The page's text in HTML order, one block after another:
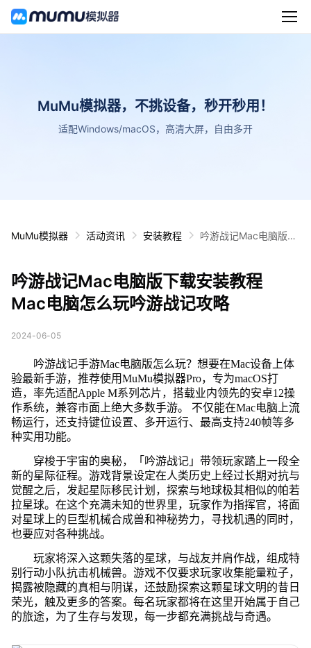
MuMu模拟器，不挑设备，秒开秒用！
适配Windows/macOS，高清大屏，自由多开
MuMu模拟器 活动资讯 安装教程
吟游战记Mac电脑版下
吟游战记Mac电脑版下载安装教程
Mac电脑怎么玩吟游战记攻略
2024-06-05
吟游战记手游Mac电脑版怎么玩？想要在Mac设备上体
验最新手游，推荐使用MuMu模拟器Pro，专为macOS打
造，率先适配Apple M系列芯片，搭载业内领先的安卓12操
作系统，兼容市面上绝大多数手游。 不仅能在Mac电脑上流
畅运行，还支持键位设置、多开运行、最高支持240帧等多
种实用功能。
穿梭于宇宙的奥秘，「吟游战记」带领玩家踏上一段全
新的星际征程。游戏背景设定在人类历史上经过长期对抗与
觉醒之后，发起星际移民计划，探索与地球极其相似的帕若
拉星球。在这个充满未知的世界里，玩家作为指挥官，将面
对星球上的巨型机械合成兽和神秘势力，寻找机遇的同时，
也要应对各种挑战。
玩家将深入这颗失落的星球，与战友并肩作战，组成特
别行动小队抗击机械兽。游戏不仅要求玩家收集能量粒子，
揭露被隐藏的真相与阴谋，还鼓励探索这颗星球文明的昔日
荣光，触及更多的答案。每名玩家都将在这里开始属于自己
的旅途，为了生存与发现，每一步都充满挑战与奇遇。